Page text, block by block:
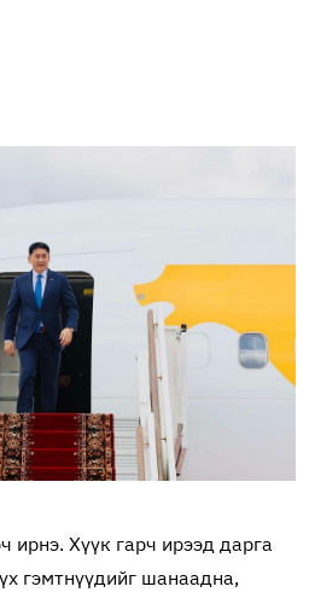
ирнэ. Хүүк гарч ирээд дарга
гэмтнүүдийг шанаадна,